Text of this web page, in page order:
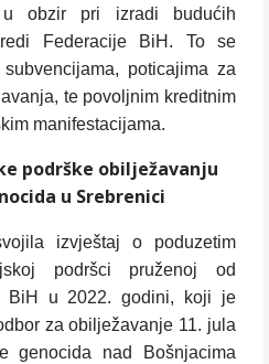
obzir pri izradi budućih
Federacije BiH. To se
poticajima za
te povoljnim kreditnim
manifestacijama.
podrške obilježavanju
u Srebrenici
izvještaj o poduzetim
podršci pruženoj od
BiH u 2022. godini, koji je
za obilježavanje 11. jula
genocida nad Bošnjacima